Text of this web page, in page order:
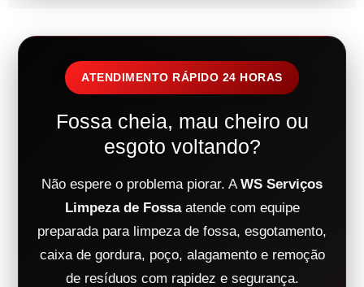
ATENDIMENTO RÁPIDO 24 HORAS
Fossa cheia, mau cheiro ou
esgoto voltando?
Não espere o problema piorar. A WS Serviços
Limpeza de Fossaatende com equipe
preparada para limpeza de fossa, esgotamento,
caixa de gordura, poço, alagamento e remoção
de resíduos com rapidez e segurança.